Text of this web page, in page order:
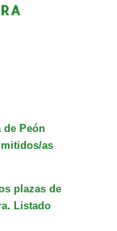
de Peón
as
plazas de
Listado